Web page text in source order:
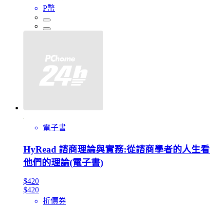
P幣
電子書
HyRead 諮商理論與實務:從諮商學者的人生看
他們的理論(電子書)
$420
$420
折價券